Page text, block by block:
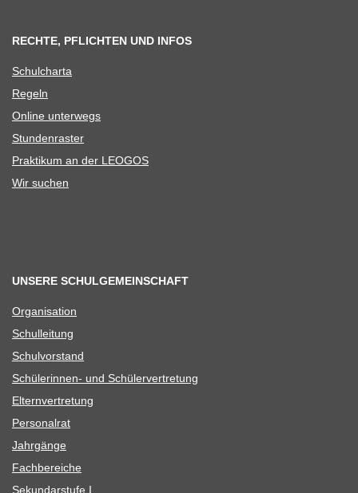
RECHTE, PFLICHTEN UND INFOS
Schul­charta
Regeln
Online unter­wegs
Stun­den­ras­ter
Prak­ti­kum an der LEOGOS
Wir suchen
UNSERE SCHULGEMEINSCHAFT
Orga­ni­sa­tion
Schul­lei­tung
Schul­vor­stand
Schü­le­rin­nen- und Schülervertretung
Eltern­ver­tre­tung
Per­so­nal­rat
Jahr­gänge
Fach­be­rei­che
Sekun­dar­stufe I